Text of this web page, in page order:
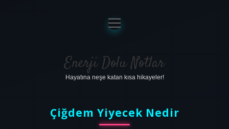
Anasayfa
Gizlilik Politikası
Yasal Uyarı
menüyü
aç
Enerji Dolu Notlar
Hayatına neşe katan kısa hikayeler!
Çiğdem Yiyecek Nedir